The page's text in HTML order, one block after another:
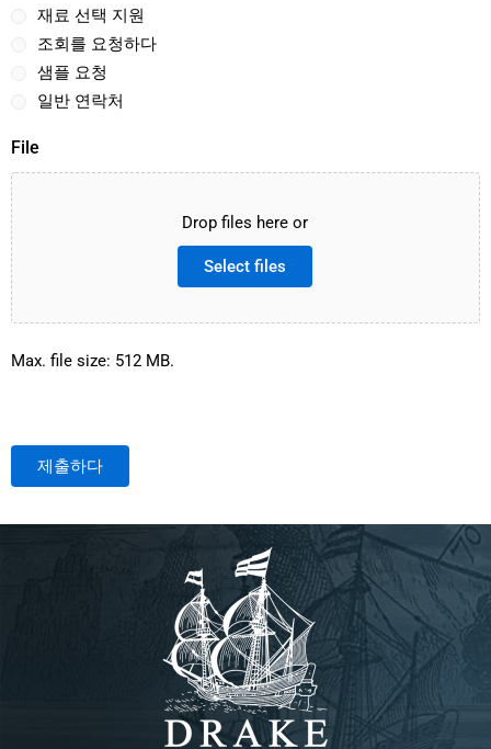
재료 선택 지원
조회를 요청하다
샘플 요청
일반 연락처
File
Drop files here or
Select files
Max. file size: 512 MB.
제출하다